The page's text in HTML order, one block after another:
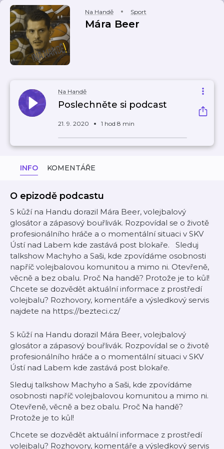
Na Handě Sport
Mára Beer
Na Handě
Poslechněte si podcast
21. 9. 2020 1 hod 8 min
INFO KOMENTÁŘE
O epizodě podcastu
S kůží na Handu dorazil Mára Beer, volejbalový
glosátor a zápasový bouřlivák. Rozpovídal se o životě
profesionálního hráče a o momentální situaci v SKV
Ústí nad Labem kde zastává post blokaře. Sleduj
talkshow Machyho a Saši, kde zpovídáme osobnosti
napříč volejbalovou komunitou a mimo ni. Otevřeně,
věcně a bez obalu. Proč Na handě? Protože je to kůl!
Chcete se dozvědět aktuální informace z prostředí
volejbalu? Rozhovory, komentáře a výsledkový servis
najdete na https://bezteci.cz/
S kůží na Handu dorazil Mára Beer, volejbalový
glosátor a zápasový bouřlivák. Rozpovídal se o životě
profesionálního hráče a o momentální situaci v SKV
Ústí nad Labem kde zastává post blokaře.
Sleduj talkshow Machyho a Saši, kde zpovídáme
osobnosti napříč volejbalovou komunitou a mimo ni.
Otevřeně, věcně a bez obalu. Proč Na handě?
Protože je to kůl!
Chcete se dozvědět aktuální informace z prostředí
volejbalu? Rozhovory, komentáře a výsledkový servis